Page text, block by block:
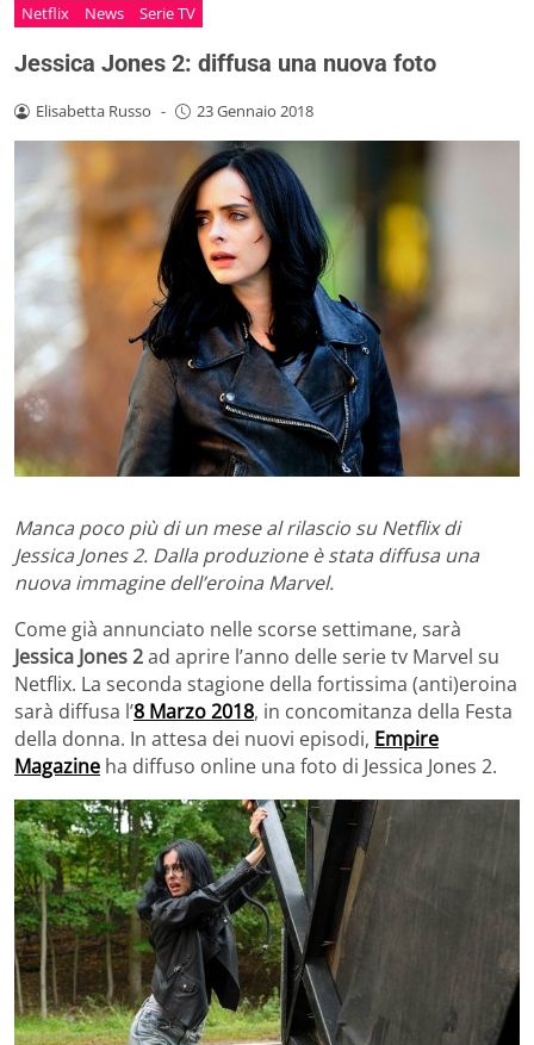
Netflix News Serie TV
Jessica Jones 2: diffusa una nuova foto
Elisabetta Russo - 23 Gennaio 2018
Manca poco più di un mese al rilascio su Netflix di
Jessica Jones 2. Dalla produzione è stata diffusa una
nuova immagine dell’eroina Marvel.
Come già annunciato nelle scorse settimane, sarà
Jessica Jones 2ad aprire l’anno delle serie tv Marvel su
Netflix. La seconda stagione della fortissima (anti)eroina
sarà diffusa l’8 Marzo 2018, in concomitanza della Festa
della donna. In attesa dei nuovi episodi, Empire
Magazine ha diffuso online una foto di Jessica Jones 2.